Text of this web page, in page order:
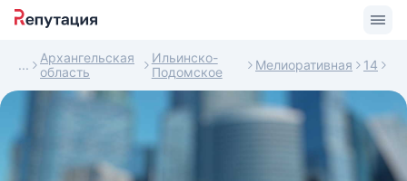
Архангельская
область
Ильинско-
Подомское
Мелиоративная 14